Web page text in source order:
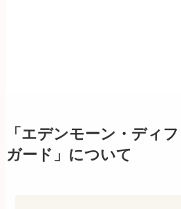
「エデンモーン・ディ
ガード」について